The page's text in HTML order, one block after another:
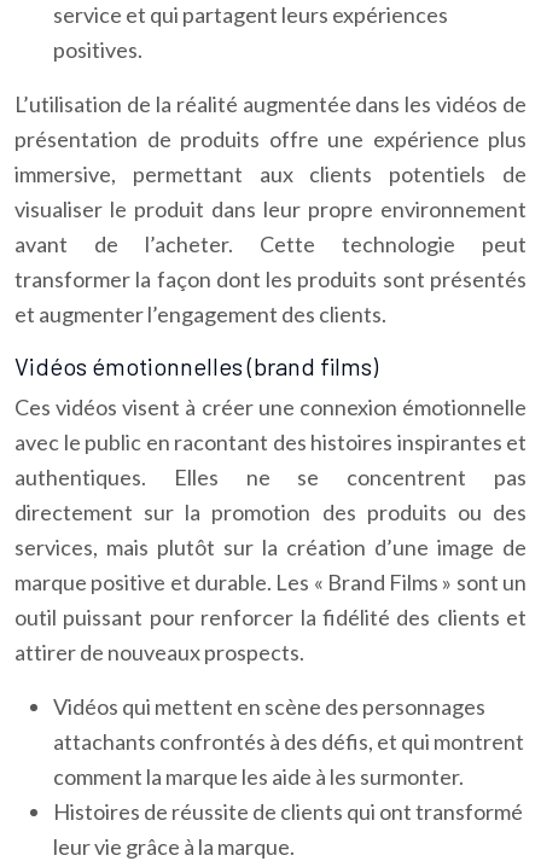
service et qui partagent leurs expériences
positives.
L’utilisation de la réalité augmentée dans les vidéos de
présentation de produits offre une expérience plus
immersive, permettant aux clients potentiels de
visualiser le produit dans leur propre environnement
avant de l’acheter. Cette technologie peut
transformer la façon dont les produits sont présentés
et augmenter l’engagement des clients.
Vidéos émotionnelles (brand films)
Ces vidéos visent à créer une connexion émotionnelle
avec le public en racontant des histoires inspirantes et
authentiques. Elles ne se concentrent pas
directement sur la promotion des produits ou des
services, mais plutôt sur la création d’une image de
marque positive et durable. Les « Brand Films » sont un
outil puissant pour renforcer la fidélité des clients et
attirer de nouveaux prospects.
Vidéos qui mettent en scène des personnages
attachants confrontés à des défis, et qui montrent
comment la marque les aide à les surmonter.
Histoires de réussite de clients qui ont transformé
leur vie grâce à la marque.